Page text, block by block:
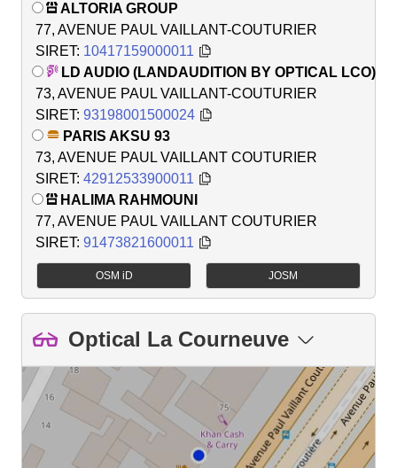
ALTORIA GROUP
77, AVENUE PAUL VAILLANT-COUTURIER
SIRET: 10417159000011
LD AUDIO (LANDAUDITION BY OPTICAL LCO)
73, AVENUE PAUL VAILLANT-COUTURIER
SIRET: 93198001500024
PARIS AKSU 93
73, AVENUE PAUL VAILLANT COUTURIER
SIRET: 42912533900011
HALIMA RAHMOUNI
77, AVENUE PAUL VAILLANT COUTURIER
SIRET: 91473821600011
OSM iD JOSM
Optical La Courneuve